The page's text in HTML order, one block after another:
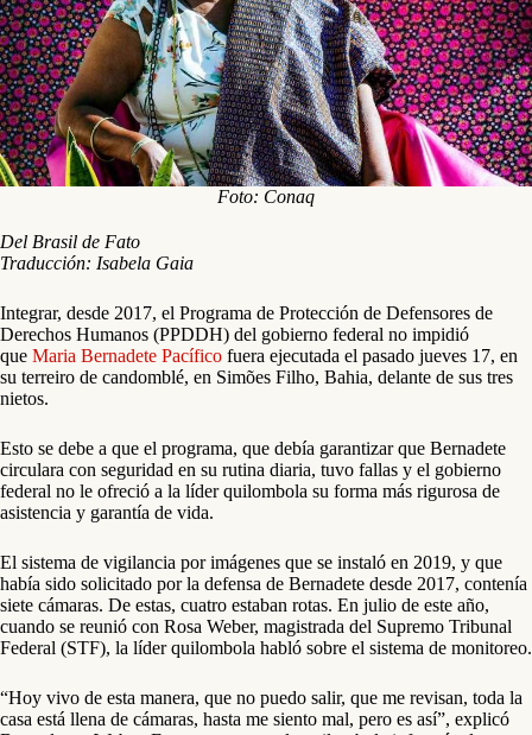
Foto: Conaq
Del Brasil de Fato
Traducción: Isabela Gaia
Integrar, desde 2017, el Programa de Protección de Defensores de
Derechos Humanos (PPDDH) del gobierno federal no impidió
que Maria Bernadete Pacífico fuera ejecutada el pasado jueves 17, en
su terreiro de candomblé, en Simões Filho, Bahia, delante de sus tres
nietos.
Esto se debe a que el programa, que debía garantizar que Bernadete
circulara con seguridad en su rutina diaria, tuvo fallas y el gobierno
federal no le ofreció a la líder quilombola su forma más rigurosa de
asistencia y garantía de vida.
El sistema de vigilancia por imágenes que se instaló en 2019, y que
había sido solicitado por la defensa de Bernadete desde 2017, contenía
siete cámaras. De estas, cuatro estaban rotas. En julio de este año,
cuando se reunió con Rosa Weber, magistrada del Supremo Tribunal
Federal (STF), la líder quilombola habló sobre el sistema de monitoreo.
“Hoy vivo de esta manera, que no puedo salir, que me revisan, toda la
casa está llena de cámaras, hasta me siento mal, pero es así”, explicó